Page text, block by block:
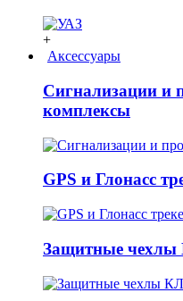
+
Аксессуары
Сигнализации и
комплексы
GPS и Глонасс
Защитные